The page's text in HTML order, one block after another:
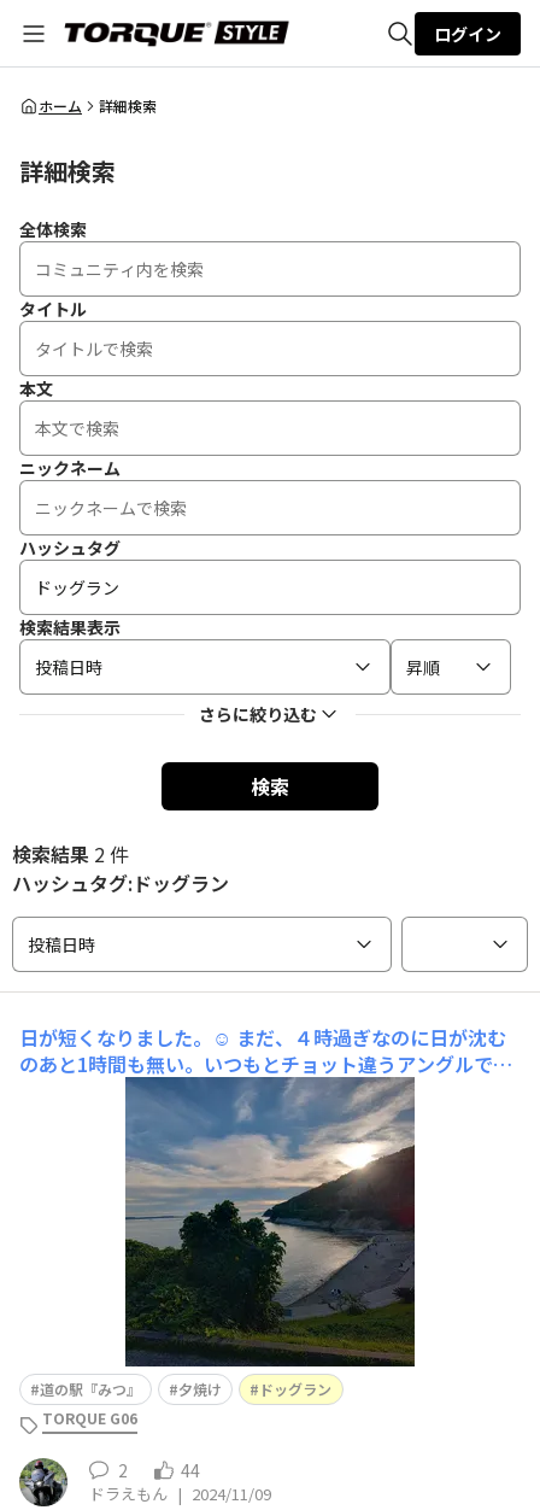
全体検索
ログイン
ホーム 詳細検索
詳細検索
全体検索
タイトル
本文
ニックネーム
ハッシュタグ
検索結果表示
投稿日時
昇順
さらに絞り込む
検索
検索結果 2 件
ハッシュタグ:ドッグラン
投稿日時
日が短くなりました。☺️ まだ、４時過ぎなのに日が沈む
のあと1時間も無い。いつもとチョット違うアングルで。
😁
さて、どこからの景色なんでしょう。😁👆プチ暇つぶしク
イズ。☺️ドッグランで遊んでました。
小型犬には丁度良いのか
な〜。☺️微妙
道の駅『みつ』 夕焼け
ドッグラン
TORQUE G06
2 44
ドラえもん | 2024/11/09